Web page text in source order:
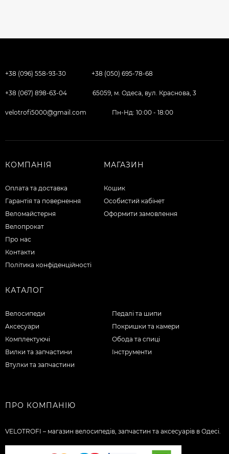
+38 (096) 558-93-30 +38 (050) 695-78-68
+38 (067) 898-63-04 65059, м. Одеса, вул. Краснова, 3
velotrofi5000@gmail.com Пн-Нд: 10:00 - 18:00
КОМПАНІЯ
Оплата та доставка
Гарантія та повернення
Веломайстерня
Велопрокат
Про нас
Контакти
Політика конфіденційності
МАГАЗИН
Кошик
Особистий кабінет
Оформити замовлення
КАТАЛОГ
Велосипеди
Аксесуари
Комплектуючі
Вилки та запчастини
Втулки та запчастини
Педалі та шипи
Покришки та камери
Обода та спиці
Інструменти
ПРО КОМПАНІЮ
VELOTROFI – магазин велосипедів, запчастин та аксесуарів в Одесі.